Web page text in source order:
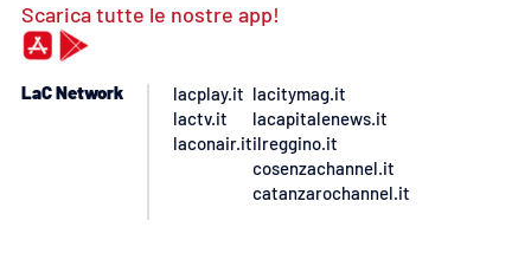
Scarica tutte le nostre app!
LaC Network
lacplay.it
lactv.it
laconair.it
lacitymag.it
lacapitalenews.it
ilreggino.it
cosenzachannel.it
catanzarochannel.it